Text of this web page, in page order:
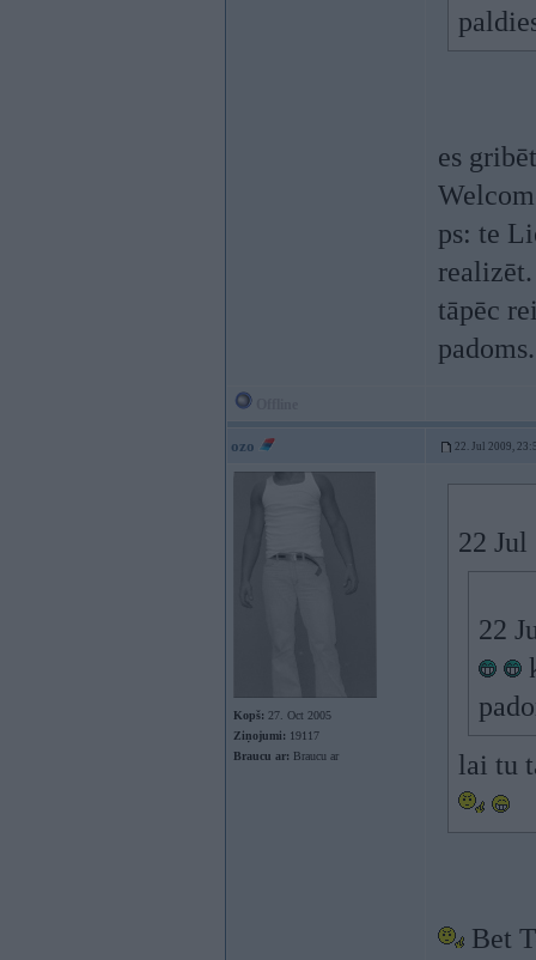
es
ps: te
realizēt.
tāpēc
ozo 22. Jul 2009,
Kopš: 27. Oct 2005
Ziņojumi: 19117
Braucu ar: Braucu ar
22
22
lai tu
Bet